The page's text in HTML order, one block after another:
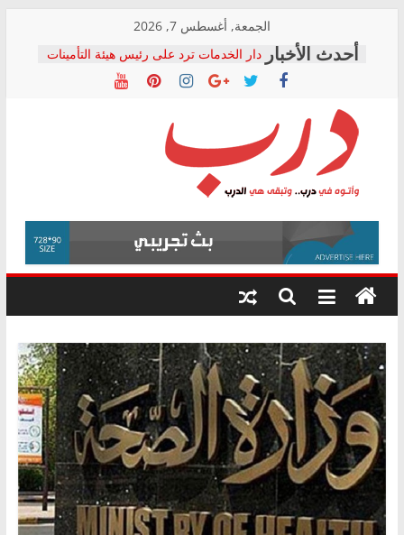
content
الجمعة, أغسطس 7, 2026
دار الخدمات ترد على رئيس هيئة التأمينات
بعد مؤتمره الصحفي: إنكار الأزمة لا ينهي
معاناة أصحاب المعاشات.. ونطالب بكشف
فرحات سليمان يكتب: القطاع الصحي إلى
أين؟
حزب التحالف الشعبي يطلق لجنة “الحق
في الصحة” بالإسكندرية لرصد الانتهاكات
ودعم المرضى
الوزاري لمدينة الصحفيين.. وانتهاء أعمال
إنشاء المبنى الإداري
المجلس القومي لحقوق الإنسان يعلن
متابعة قضية الدكتور محمد زهران.. ويؤكد:
قرينة البراءة وضمانات المحاكمة العادلة
درب
وأتوه
درب..
وتبقى
هي